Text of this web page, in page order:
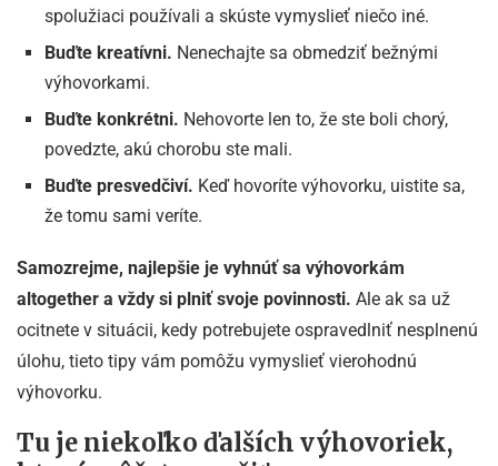
spolužiaci používali a skúste vymyslieť niečo iné.
Buďte kreatívni. Nenechajte sa obmedziť bežnými
výhovorkami.
Buďte konkrétni. Nehovorte len to, že ste boli chorý,
povedzte, akú chorobu ste mali.
Buďte presvedčiví. Keď hovoríte výhovorku, uistite sa,
že tomu sami veríte.
Samozrejme, najlepšie je vyhnúť sa výhovorkám
altogether a vždy si plniť svoje povinnosti. Ale ak sa už
ocitnete v situácii, kedy potrebujete ospravedlniť nesplnenú
úlohu, tieto tipy vám pomôžu vymyslieť vierohodnú
výhovorku.
Tu je niekoľko ďalších výhovoriek,